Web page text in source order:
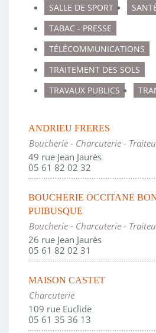
SALLE DE SPORT
TABAC - PRESSE
TÉLÉCOMMUNICATIONS
TRAITEMENT DES SOLS
TRAVAUX PUBLICS
ANDRIEU FRERES
Boucherie - Charcuterie -
49 rue Jean Jaurès
05 61 82 02 32
BOUCHERIE OCCITANE
PUIBUSQUE
Boucherie - Charcuterie -
26 rue Jean Jaurès
05 61 82 02 31
MAISON CASTET
Charcuterie
109 rue Euclide
05 61 35 36 13